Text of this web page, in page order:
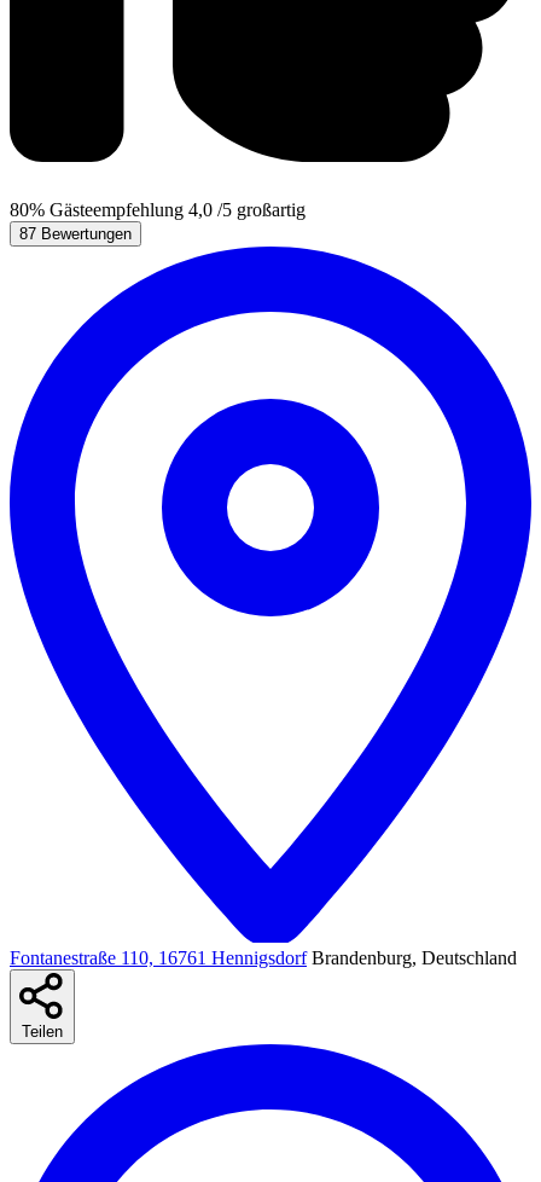
80% Gästeempfehlung 4,0 /5 großartig
87 Bewertungen
Fontanestraße 110, 16761 Hennigsdorf Brandenburg, Deutschland
Teilen